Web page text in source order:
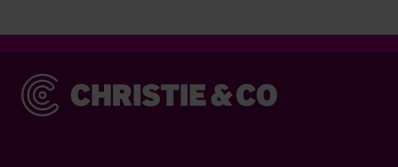
Christie & Co